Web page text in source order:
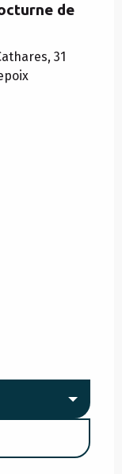
de
31